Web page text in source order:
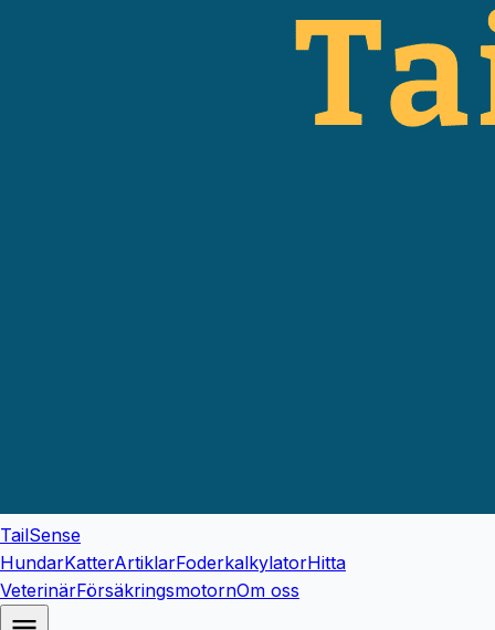
TailSense
HundarKatterArtiklarFoderkalkylatorHitta
VeterinärFörsäkringsmotornOm oss